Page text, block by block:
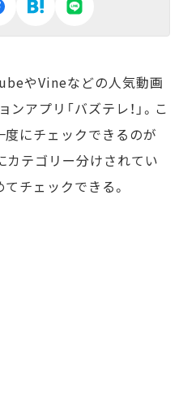
やVineなどの人気動画
アプリ「バズテレ！」。こ
度にチェックできるのが
カテゴリー分けされてい
チェックできる。